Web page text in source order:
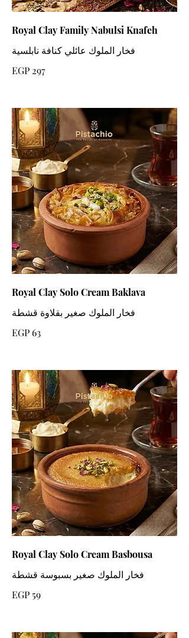
Royal Clay Family Nabulsi Knafeh
فخار الملوك عائلي كنافة نابلسية
EGP 297
Royal Clay Solo Cream Baklava
فخار الملوك صغير بقلاوة قشطة
EGP 63
Royal Clay Solo Cream Basbousa
فخار الملوك صغير بسبوسة قشطة
EGP 59